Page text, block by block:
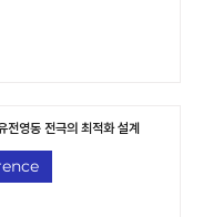
전영동 전극의 최적화 설계